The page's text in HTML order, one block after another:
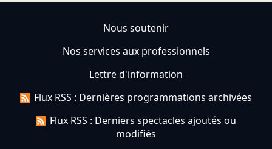
Nous soutenir
Nos services aux professionnels
Lettre d'information
Flux RSS : Dernières programmations archivées
Flux RSS : Derniers spectacles ajoutés ou
modifiés